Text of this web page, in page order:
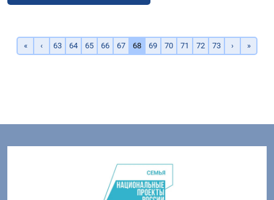
« ‹ 63 64 65 66 67 68 69 70 71 72 73 › »